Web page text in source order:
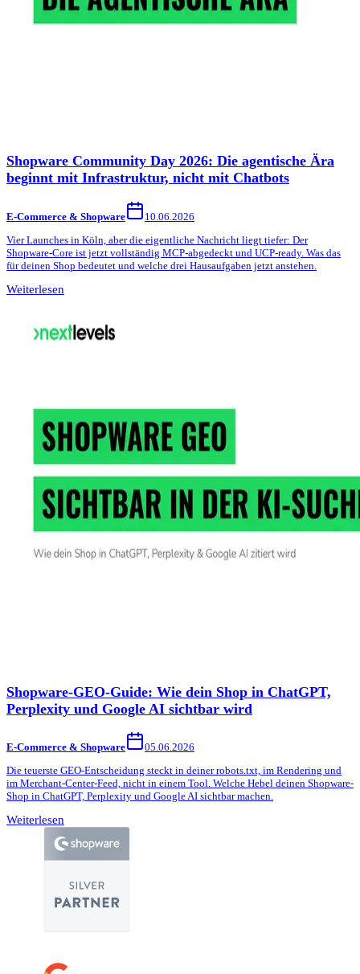
Shopware Community Day 2026: Die agentische Ära
beginnt mit Infrastruktur, nicht mit Chatbots
E-Commerce & Shopware
10.06.2026
Vier Launches in Köln, aber die eigentliche Nachricht liegt tiefer: Der
Shopware-Core ist jetzt vollständig MCP-abgedeckt und UCP-ready. Was das
für deinen Shop bedeutet und welche drei Hausaufgaben jetzt anstehen.
Weiterlesen
Shopware-GEO-Guide: Wie dein Shop in ChatGPT,
Perplexity und Google AI sichtbar wird
E-Commerce & Shopware
05.06.2026
Die teuerste GEO-Entscheidung steckt in deiner robots.txt, im Rendering und
im Merchant-Center-Feed, nicht in einem Tool. Welche Hebel deinen Shopware-
Shop in ChatGPT, Perplexity und Google AI sichtbar machen.
Weiterlesen